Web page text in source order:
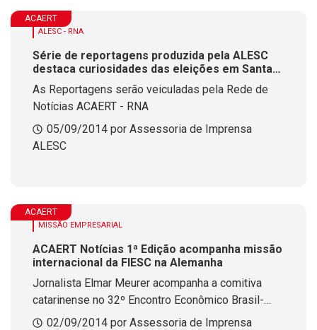
ACAERT
ALESC - RNA
Série de reportagens produzida pela ALESC
destaca curiosidades das eleições em Santa
Catarina
As Reportagens serão veiculadas pela Rede de
Notícias ACAERT - RNA
05/09/2014 por Assessoria de Imprensa
ALESC
ACAERT
MISSÃO EMPRESARIAL
ACAERT Notícias 1ª Edição acompanha missão
internacional da FIESC na Alemanha
Jornalista Elmar Meurer acompanha a comitiva
catarinense no 32º Encontro Econômico Brasil-
Alemanha
02/09/2014 por Assessoria de Imprensa